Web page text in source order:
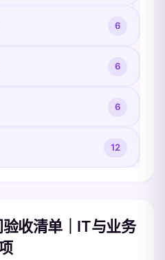
6
6
6
12
收清单｜IT与业务